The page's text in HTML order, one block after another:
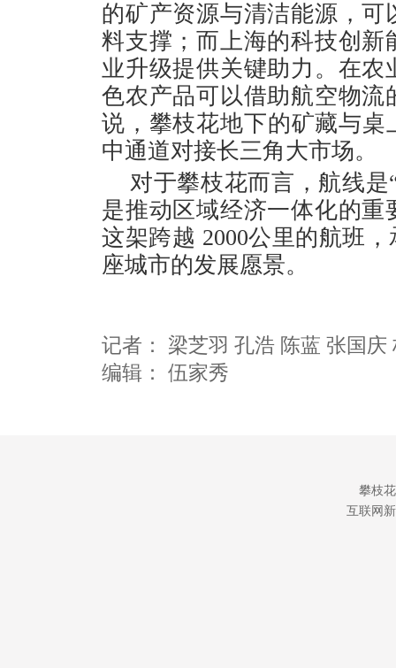
的矿产资源与清洁能源，
料支撑；而上海的科技创
业升级提供关键助力。在
色农产品可以借助航空物
说，攀枝花地下的矿藏与桌
中通道对接长三角大市场。
对于攀枝花而言，航线
是推动区域经济一体化的
这架跨越 2000公里的航班
座城市的发展愿景。
记者： 梁芝羽 孔浩 陈蓝 张国庆
编辑： 伍家秀
攀枝
互联网